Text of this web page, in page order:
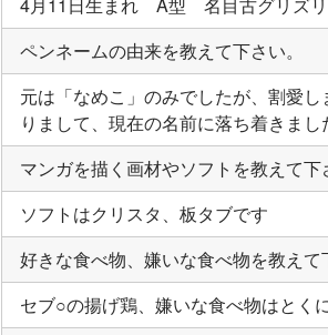
ペンネームの由来を教えて下さい。
元は「なめこ」のみでしたが、割愛
りまして、現在の名前に落ち着きまし
マンガを描く画材やソフトを教えて下
ソフトはクリスタ、板タブです
好きな食べ物、嫌いな食べ物を教えて
セブ○の揚げ鶏、嫌いな食べ物はとく